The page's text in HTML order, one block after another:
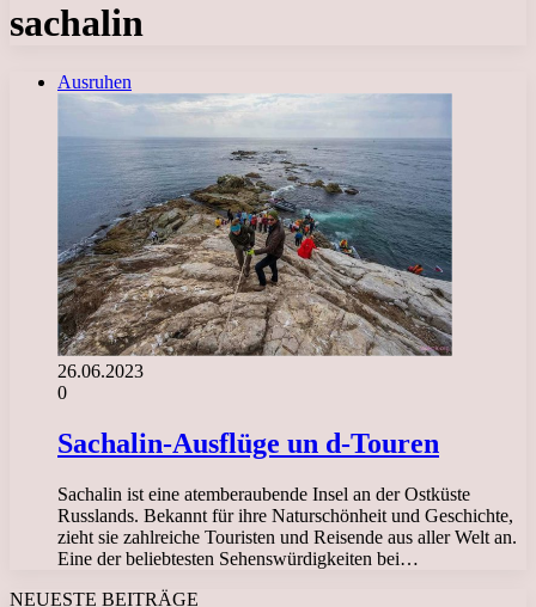
sachalin
Ausruhen
26.06.2023
0
Sachalin-Ausflüge un d-Touren
Sachalin ist eine atemberaubende Insel an der Ostküste
Russlands. Bekannt für ihre Naturschönheit und Geschichte,
zieht sie zahlreiche Touristen und Reisende aus aller Welt an.
Eine der beliebtesten Sehenswürdigkeiten bei…
NEUESTE BEITRÄGE